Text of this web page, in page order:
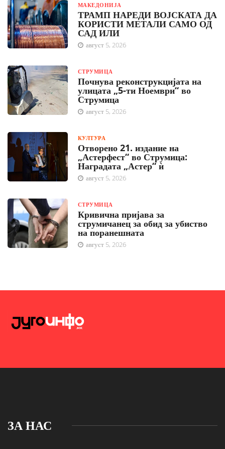
МАКЕДОНИЈА
ТРАМП НАРЕДИ ВОЈСКАТА ДА
КОРИСТИ МЕТАЛИ САМО ОД
САД ИЛИ
август 5, 2026
СТРУМИЦА
Почнува реконструкцијата на
улицата „5-ти Ноември“ во
Струмица
август 5, 2026
КУЛТУРА
Отворено 21. издание на
„Астерфест“ во Струмица:
Наградата „Астер“ ѝ
август 5, 2026
СТРУМИЦА
Кривична пријава за
струмичанец за обид за убиство
на поранешната
август 5, 2026
ЗА НАС